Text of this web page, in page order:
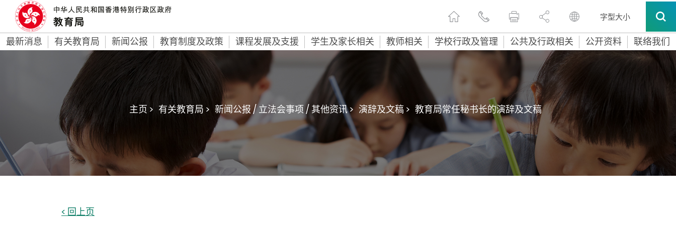
字型大小
最新消息 有关教育局 新闻公报 教育制度及政策 课程发展及支援 学生及家长相关 教师相关 学校行政及管理 公共及行政相关 公开资料 联络我们
主页 > 有关教育局 > 新闻公报 / 立法会事项 / 其他资讯 > 演辞及文稿 > 教育局常任秘书长的演辞及文稿
< 回上页